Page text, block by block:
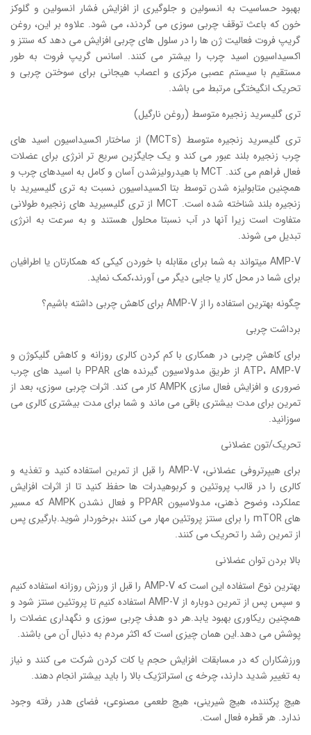
بهبود حساسیت به انسولین و جلوگیری از افزایش فشار انسولین و گلوکز
خون که باعث توقف چربی سوزی می گردند، می شود. علاوه بر این، روغن
گریپ فروت فعالیت ژن ها را در سلول های چربی افزایش می دهد که سنتز و
اکسیداسیون اسید چرب را بیشتر می کنند. اسانس گریپ فروت به طور
مستقیم با سیستم عصبی مرکزی و اعصاب هیجانی برای سوختن چربی و
تحریک انگیختگی مرتبط می باشد.
تری گلیسرید زنجیره متوسط (روغن نارگیل)
تری گلیسرید زنجیره متوسط (MCTs) از ساختار اکسیداسیون اسید های
چرب زنجیره بلند عبور می کند و یک جایگزین سریع تر انرژی برای عضلات
فعال فراهم می کند. MCT با هیدرولیزشدن آسان و کامل به اسیدهای چرب و
همچنین متابولیزه شدن توسط بتا اکسیداسیون نسبت به تری گلیسیرید با
زنجیره بلند شناخته شده است. MCT از تری گلیسیرید های زنجیره طولانی
متفاوت است زیرا آنها در آب نسبتا محلول هستند و به سرعت به انرژی
تبدیل می شوند.
AMP-V میتواند به شما برای مقابله با خوردن کیکی که همکارتان یا اطرافیان
برای شما در محل کار یا جایی دیگر می آورند،کمک نماید.
چگونه بهترین استفاده را از AMP-V برای کاهش چربی داشته باشیم؟
برداشت چربی
برای کاهش چربی در همکاری با کم کردن کالری روزانه و کاهش گلیکوژن و
ATP، AMP-V از طریق مدولاسیون گیرنده های PPAR با اسید های چرب
ضروری و افزایش فعال سازی AMPK کار می کند. اثرات چربی سوزی، بعد از
تمرین برای مدت بیشتری باقی می ماند و شما برای مدت بیشتری کالری می
سوزانید.
تحریک/تون عضلانی
برای هیپرتروفی عضلانی، AMP-V را قبل از تمرین استفاده کنید و تغذیه و
کالری را در قالب پروتئین و کربوهیدرات ها حفظ کنید تا از اثرات افزایش
عملکرد، وضوح ذهنی، مدولاسیون PPAR و فعال نشدن AMPK که مسیر
های mTOR را برای سنتز پروتئین مهار می کنند ،برخوردار شوید.بارگیری پس
از تمرین رشد را تحریک می کنند.
بالا بردن توان عضلانی
بهترین نوع استفاده این است که AMP-V را قبل از ورزش روزانه استفاده کنیم
و سپس پس از تمرین دوباره از AMP-V استفاده کنیم تا پروتئین سنتز شود و
همچنین ریکاوری بهبود یابد.هر دو هدف چربی سوزی و نگهداری عضلات را
پوشش می دهد.این همان چیزی است که اکثر مردم به دنبال آن می باشند.
ورزشکاران که در مسابقات افزایش حجم یا کات کردن شرکت می کنند و نیاز
به تغییر شدید دارند، چرخه ی استراتژیک بالا را باید بیشتر انجام دهند.
هیچ پرکننده، هیچ شیرینی، هیچ طعمی مصنوعی، فضای هدر رفته وجود
ندارد. هر قطره فعال است.